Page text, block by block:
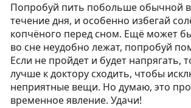
Попробуй пить побольше обычной
течение дня, и особенно избегай
копчёного перед сном. Ещё может
во сне неудобно лежат, попробуй
Если не пройдет и будет напрягать,
лучше к доктору сходить, чтобы
неприятные вещи. Но думаю, это
временное явление. Удачи!